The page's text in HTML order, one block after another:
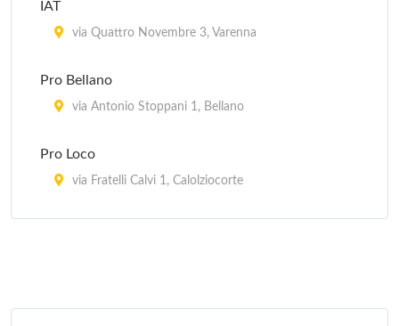
IAT
via Quattro Novembre 3, Varenna
Pro Bellano
via Antonio Stoppani 1, Bellano
Pro Loco
via Fratelli Calvi 1, Calolziocorte